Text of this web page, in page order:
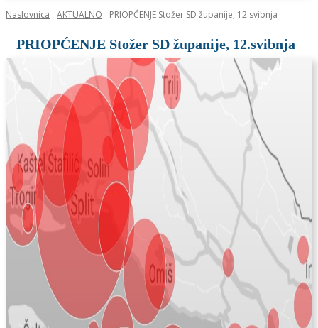
Naslovnica AKTUALNO PRIOPĆENJE Stožer SD županije, 12.svibnja
PRIOPĆENJE Stožer SD županije, 12.svibnja